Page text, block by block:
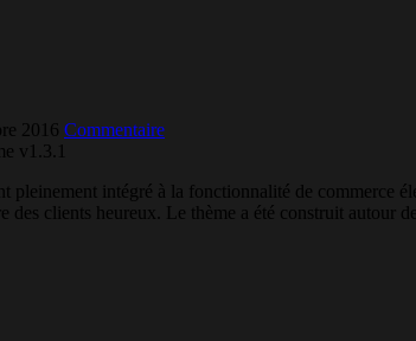
2016 Commentaire
pleinement intégré à la fonctionnalité de commerce
des clients heureux. Le thème a été construit autour